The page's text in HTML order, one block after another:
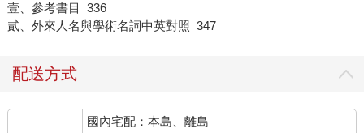
壹、參考書目 336
貳、外來人名與學術名詞中英對照 347
配送方式
國內宅配：本島、離島